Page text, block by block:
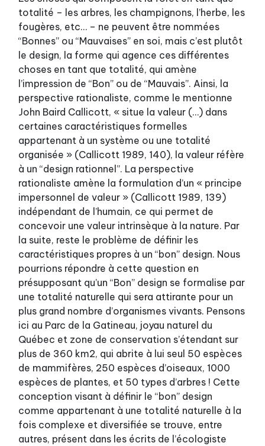
totalité – les arbres, les champignons, l’herbe, les
fougères, etc… – ne peuvent être nommées
“Bonnes” ou “Mauvaises” en soi, mais c’est plutôt
le design, la forme qui agence ces différentes
choses en tant que totalité, qui amène
l’impression de “Bon” ou de “Mauvais”. Ainsi, la
perspective rationaliste, comme le mentionne
John Baird Callicott, « situe la valeur (…) dans
certaines caractéristiques formelles
appartenant à un système ou une totalité
organisée » (Callicott 1989, 140), la valeur réfère
à un “design rationnel”. La perspective
rationaliste amène la formulation d’un « principe
impersonnel de valeur » (Callicott 1989, 139)
indépendant de l’humain, ce qui permet de
concevoir une valeur intrinsèque à la nature. Par
la suite, reste le problème de définir les
caractéristiques propres à un “bon” design. Nous
pourrions répondre à cette question en
présupposant qu’un “Bon” design se formalise par
une totalité naturelle qui sera attirante pour un
plus grand nombre d’organismes vivants. Pensons
ici au Parc de la Gatineau, joyau naturel du
Québec et zone de conservation s’étendant sur
plus de 360 km2, qui abrite à lui seul 50 espèces
de mammifères, 250 espèces d’oiseaux, 1000
espèces de plantes, et 50 types d’arbres ! Cette
conception visant à définir le “bon” design
comme appartenant à une totalité naturelle à la
fois complexe et diversifiée se trouve, entre
autres, présent dans les écrits de l’écologiste